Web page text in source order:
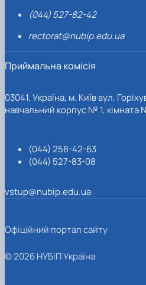
(044) 527-82-42
rectorat@nubip.edu.ua
Приймальна комісія
03041, Україна, м. Київ вул.
навчальний корпус № 1, кімната
(044) 258-42-63
(044) 527-83-08
vstup@nubip.edu.ua
Офіційний портал сайту
© 2026 НУБІП Україна